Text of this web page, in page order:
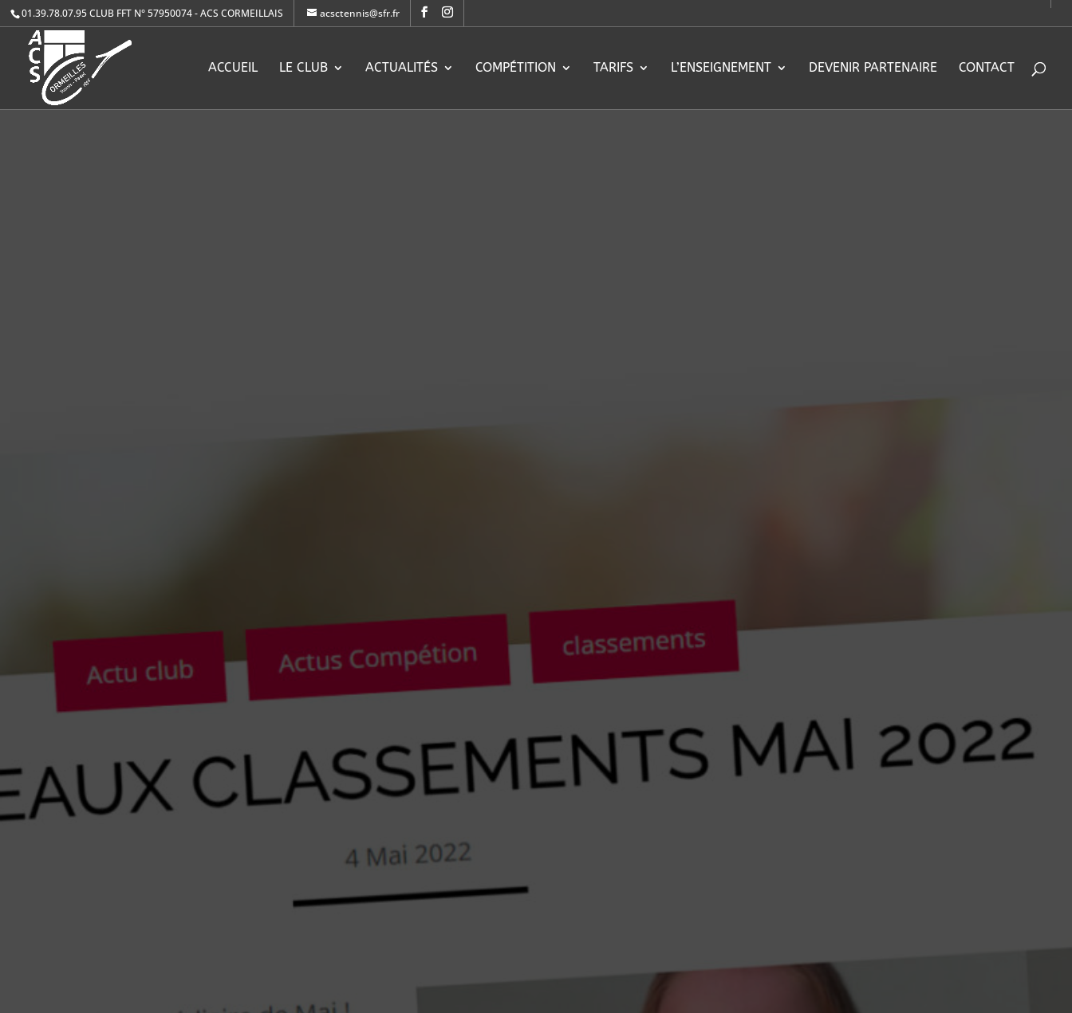
01.39.78.07.95CLUB FFT N° 57950074 - ACS CORMEILLAIS acsctennis@sfr.fr
ACCUEIL LE CLUB ACTUALITÉS COMPÉTITION TARIFS L’ENSEIGNEMENT DEVENIR PARTENAIRE CONTACT